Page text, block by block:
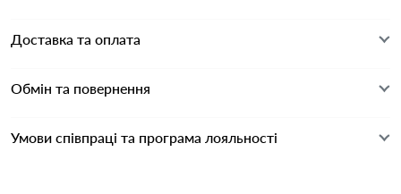
Доставка та оплата
Обмін та повернення
Умови співпраці та програма лояльності